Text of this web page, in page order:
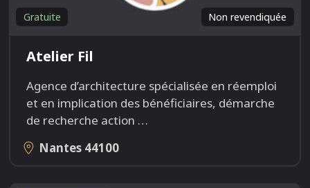
Non revendiquée
Gratuite
Atelier Fil
Agence d’architecture spécialisée en réemploi
et en implication des bénéficiaires, démarche
de recherche action …
Nantes 44100